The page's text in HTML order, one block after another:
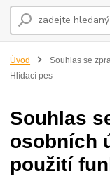
Úvod
Souhlas se
Hlídací pes
Souhlas
osobních
použití